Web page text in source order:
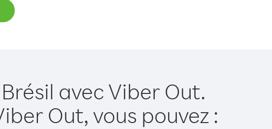
avec Viber Out.
Out, vous pouvez :